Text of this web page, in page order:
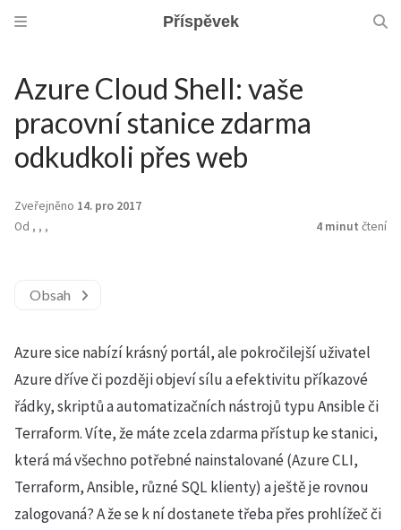
Příspěvek
Azure Cloud Shell: vaše
pracovní stanice zdarma
odkudkoli přes web
Zveřejněno 14. pro 2017
Od , , , 4 minut čtení
Obsah
Azure sice nabízí krásný portál, ale pokročilejší uživatel
Azure dříve či později objeví sílu a efektivitu příkazové
řádky, skriptů a automatizačních nástrojů typu Ansible či
Terraform. Víte, že máte zcela zdarma přístup ke stanici,
která má všechno potřebné nainstalované (Azure CLI,
Terraform, Ansible, různé SQL klienty) a ještě je rovnou
zalogovaná? A že se k ní dostanete třeba přes prohlížeč či